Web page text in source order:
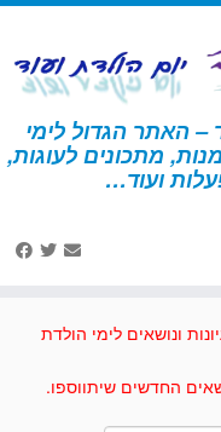
– האתר הגדול לימי
מתכונים לעוגות,
ועוד…
ונושאים לימי הולדת
החדשים שיתווספו.